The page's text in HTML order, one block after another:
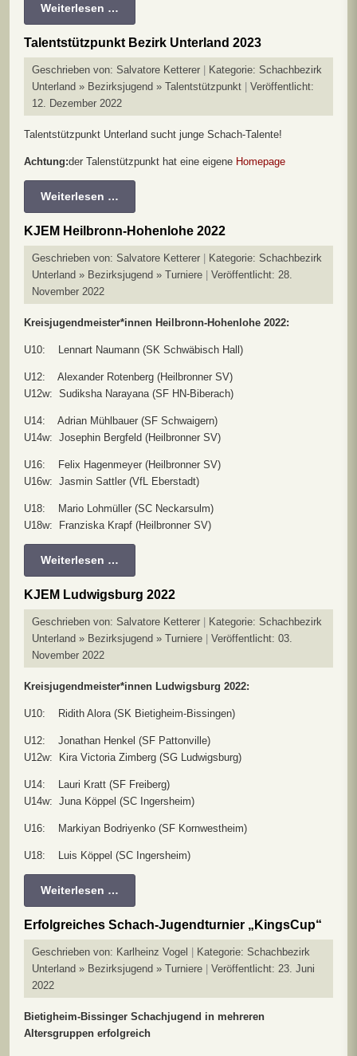
Weiterlesen …
Talentstützpunkt Bezirk Unterland 2023
Geschrieben von: Salvatore Ketterer Kategorie: Schachbezirk
Unterland » Bezirksjugend » Talentstützpunkt
Veröffentlicht:
12. Dezember 2022
Talentstützpunkt Unterland sucht junge Schach-Talente!
Achtung:der Talenstützpunkt hat eine eigene Homepage
Weiterlesen …
KJEM Heilbronn-Hohenlohe 2022
Geschrieben von: Salvatore Ketterer Kategorie: Schachbezirk
Unterland » Bezirksjugend » Turniere
Veröffentlicht: 28.
November 2022
Kreisjugendmeister*innen Heilbronn-Hohenlohe 2022:
U10: Lennart Naumann (SK Schwäbisch Hall)
U12: Alexander Rotenberg (Heilbronner SV)
U12w: Sudiksha Narayana (SF HN-Biberach)
U14: Adrian Mühlbauer (SF Schwaigern)
U14w: Josephin Bergfeld (Heilbronner SV)
U16: Felix Hagenmeyer (Heilbronner SV)
U16w: Jasmin Sattler (VfL Eberstadt)
U18: Mario Lohmüller (SC Neckarsulm)
U18w: Franziska Krapf (Heilbronner SV)
Weiterlesen …
KJEM Ludwigsburg 2022
Geschrieben von: Salvatore Ketterer Kategorie: Schachbezirk
Unterland » Bezirksjugend » Turniere
Veröffentlicht: 03.
November 2022
Kreisjugendmeister*innen Ludwigsburg 2022:
U10: Ridith Alora (SK Bietigheim-Bissingen)
U12: Jonathan Henkel (SF Pattonville)
U12w: Kira Victoria Zimberg (SG Ludwigsburg)
U14: Lauri Kratt (SF Freiberg)
U14w: Juna Köppel (SC Ingersheim)
U16: Markiyan Bodriyenko (SF Kornwestheim)
U18: Luis Köppel (SC Ingersheim)
Weiterlesen …
Erfolgreiches Schach-Jugendturnier „KingsCup“
Geschrieben von: Karlheinz Vogel Kategorie: Schachbezirk
Unterland » Bezirksjugend » Turniere
Veröffentlicht: 23. Juni
2022
Bietigheim-Bissinger Schachjugend in mehreren
Altersgruppen erfolgreich